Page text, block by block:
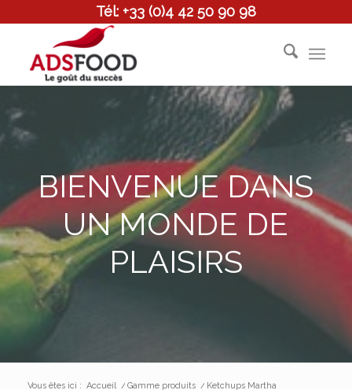
Tél: +33 (0)4 42 50 90 98
BIENVENUE DANS
UN MONDE DE
PLAISIRS
Vous êtes ici : Accueil / Gamme produits / Ketchups Martha